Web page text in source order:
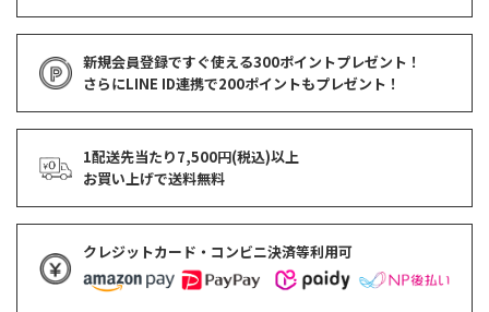
新規会員登録ですぐ使える300ポイントプレゼント！
さらにLINE ID連携で200ポイントもプレゼント！
1配送先当たり7,500円(税込)以上
お買い上げで送料無料
クレジットカード・コンビニ決済等利用可